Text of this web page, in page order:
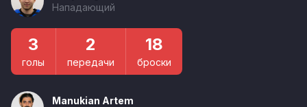
Нападающий
3
голы
2
передачи
18
броски
Manukian Artem